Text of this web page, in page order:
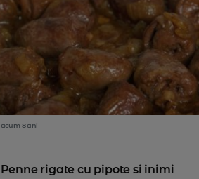
acum 8 ani
Penne rigate cu pipote si inimi